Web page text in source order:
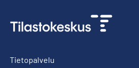
Tietopalvelu